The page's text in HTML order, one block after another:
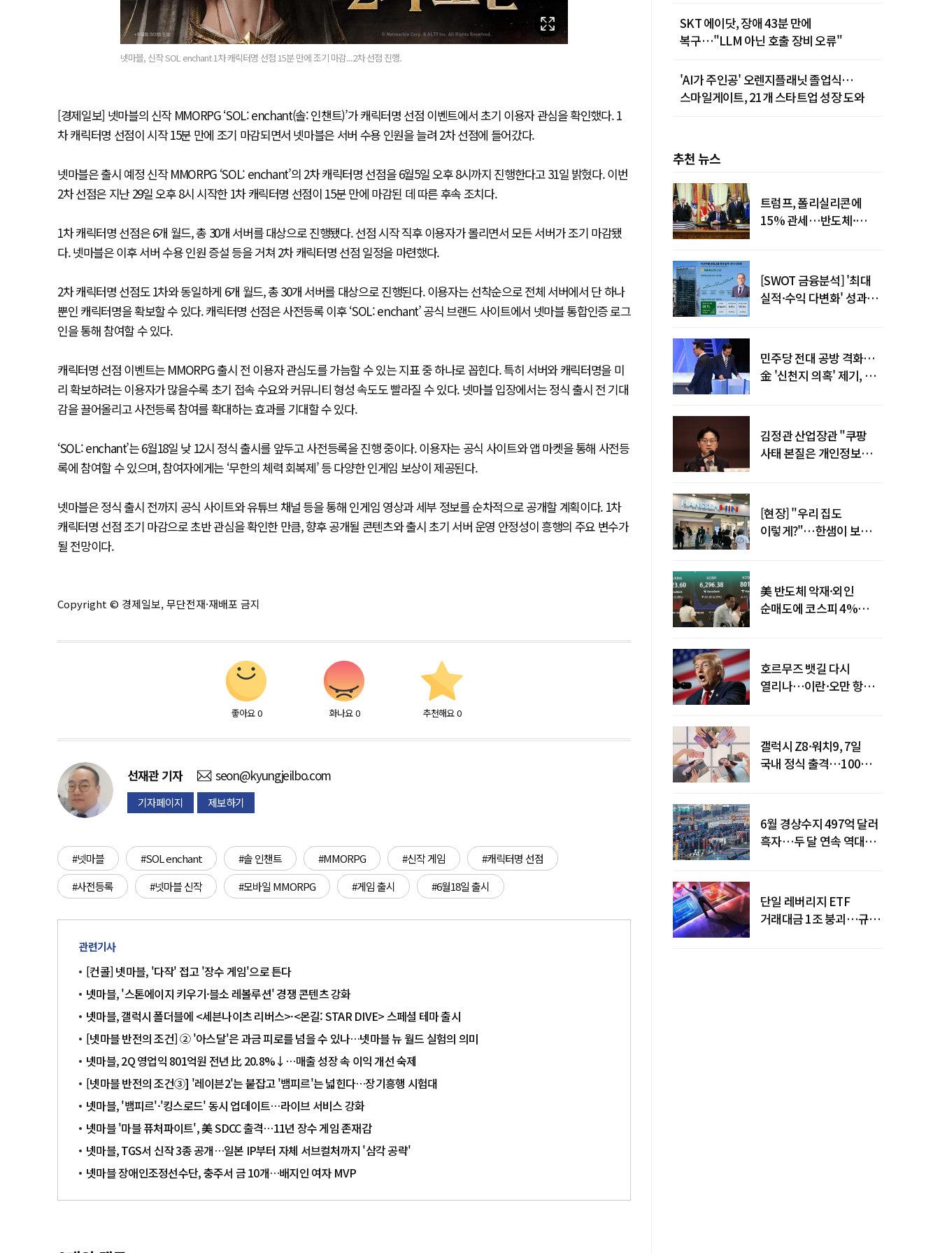
넷마블, 신작 SOL enchant 1차 캐릭터명 선점 15분 만에 조기 마감...2차 선점 진행.
[경제일보] 넷마블의 신작 MMORPG ‘SOL: enchant(솔: 인챈트)’가 캐릭터명 선점 이벤트에서 초기 이용자 관심을 확인했다. 1
차 캐릭터명 선점이 시작 15분 만에 조기 마감되면서 넷마블은 서버 수용 인원을 늘려 2차 선점에 들어갔다.
넷마블은 출시 예정 신작 MMORPG ‘SOL: enchant’의 2차 캐릭터명 선점을 6월5일 오후 8시까지 진행한다고 31일 밝혔다. 이번
2차 선점은 지난 29일 오후 8시 시작한 1차 캐릭터명 선점이 15분 만에 마감된 데 따른 후속 조치다.
1차 캐릭터명 선점은 6개 월드, 총 30개 서버를 대상으로 진행됐다. 선점 시작 직후 이용자가 몰리면서 모든 서버가 조기 마감됐
다. 넷마블은 이후 서버 수용 인원 증설 등을 거쳐 2차 캐릭터명 선점 일정을 마련했다.
2차 캐릭터명 선점도 1차와 동일하게 6개 월드, 총 30개 서버를 대상으로 진행된다. 이용자는 선착순으로 전체 서버에서 단 하나
뿐인 캐릭터명을 확보할 수 있다. 캐릭터명 선점은 사전등록 이후 ‘SOL: enchant’ 공식 브랜드 사이트에서 넷마블 통합인증 로그
인을 통해 참여할 수 있다.
캐릭터명 선점 이벤트는 MMORPG 출시 전 이용자 관심도를 가늠할 수 있는 지표 중 하나로 꼽힌다. 특히 서버와 캐릭터명을 미
리 확보하려는 이용자가 많을수록 초기 접속 수요와 커뮤니티 형성 속도도 빨라질 수 있다. 넷마블 입장에서는 정식 출시 전 기대
감을 끌어올리고 사전등록 참여를 확대하는 효과를 기대할 수 있다.
‘SOL: enchant’는 6월18일 낮 12시 정식 출시를 앞두고 사전등록을 진행 중이다. 이용자는 공식 사이트와 앱 마켓을 통해 사전등
록에 참여할 수 있으며, 참여자에게는 ‘무한의 체력 회복제’ 등 다양한 인게임 보상이 제공된다.
넷마블은 정식 출시 전까지 공식 사이트와 유튜브 채널 등을 통해 인게임 영상과 세부 정보를 순차적으로 공개할 계획이다. 1차
캐릭터명 선점 조기 마감으로 초반 관심을 확인한 만큼, 향후 공개될 콘텐츠와 출시 초기 서버 운영 안정성이 흥행의 주요 변수가
될 전망이다.
Copyright © 경제일보, 무단전재·재배포 금지
좋아요 0 화나요 0 추천해요 0
선재관 기자 seon@kyungjeilbo.com
기자페이지 제보하기
#넷마블 #SOL enchant #솔 인챈트 #MMORPG #신작 게임
#캐릭터명 선점
#사전등록
#넷마블 신작 #모바일 MMORPG #게임 출시 #6월18일 출시
관련기사
[컨콜] 넷마블, '다작' 접고 '장수 게임'으로 튼다
넷마블, '스톤에이지 키우기·블소 레볼루션' 경쟁 콘텐츠 강화
넷마블, 갤럭시 폴더블에 <세븐나이츠 리버스>·<몬길: STAR DIVE> 스페셜 테마 출시
[넷마블 반전의 조건] ② '아스달'은 과금 피로를 넘을 수 있나…넷마블 뉴 월드 실험의 의미
넷마블, 2Q 영업익 801억원 전년 比 20.8%↓…매출 성장 속 이익 개선 숙제
[넷마블 반전의 조건③] '레이븐2'는 붙잡고 '뱀피르'는 넓힌다…장기흥행 시험대
넷마블, '뱀피르'·'킹스로드' 동시 업데이트…라이브 서비스 강화
넷마블 '마블 퓨처파이트', 美 SDCC 출격…11년 장수 게임 존재감
넷마블, TGS서 신작 3종 공개…일본 IP부터 자체 서브컬처까지 '삼각 공략'
넷마블 장애인조정선수단, 충주서 금 10개…배지인 여자 MVP
SKT 에이닷, 장애 43분 만에
복구…"LLM 아닌 호출 장비 오류"
'AI가 주인공' 오렌지플래닛 졸업식…
스마일게이트, 21개 스타트업 성장 도와
추천 뉴스
트럼프, 폴리실리콘에
15% 관세…반도체·
[SWOT 금융분석] '최대
실적·수익 다변화' 성과…
민주당 전대 공방 격화…
金 '신천지 의혹' 제기, 鄭
김정관 산업장관 "쿠팡
사태 본질은 개인정보
[현장] "우리 집도
이렇게?"…한샘이 보여준
美 반도체 악재·외인
순매도에 코스피 4%
호르무즈 뱃길 다시
열리나…이란·오만 항로
갤럭시 Z8·워치9, 7일
국내 정식 출격…100개국
6월 경상수지 497억 달러
흑자…두 달 연속 역대
단일 레버리지 ETF
거래대금 1조 붕괴…규제